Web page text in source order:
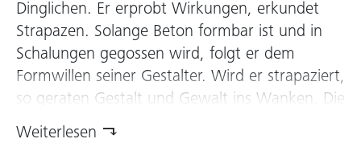
Dinglichen. Er erprobt Wirkungen, erkundet
Strapazen. Solange Beton formbar ist und in
Schalungen gegossen wird, folgt er dem
Formwillen seiner Gestalter. Wird er strapaziert,
so geraten Gestalt und Gewalt ins Wanken. Die
graue Platte liegt am Boden. Sie ist einige
Weiterlesen